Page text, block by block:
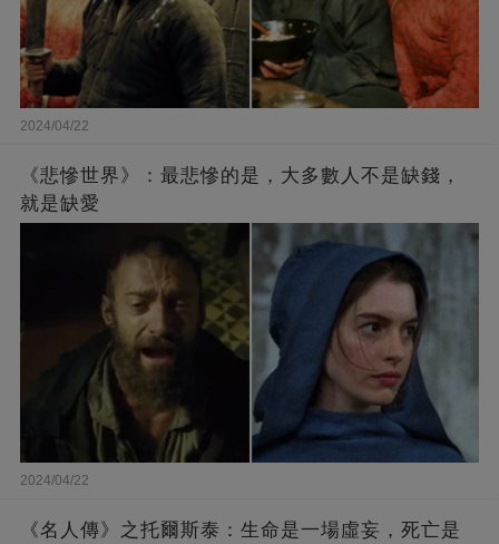
2024/04/22
《悲慘世界》：最悲慘的是，大多數人不是缺錢，
就是缺愛
2024/04/22
《名人傳》之托爾斯泰：生命是一場虛妄，死亡是